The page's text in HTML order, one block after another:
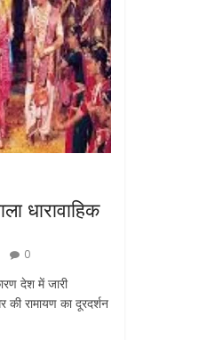
धारावाहिक
0
देश में जारी
की रामायण का दूरदर्शन